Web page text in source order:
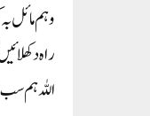
وہم مائل
راہ
اللہ ہم